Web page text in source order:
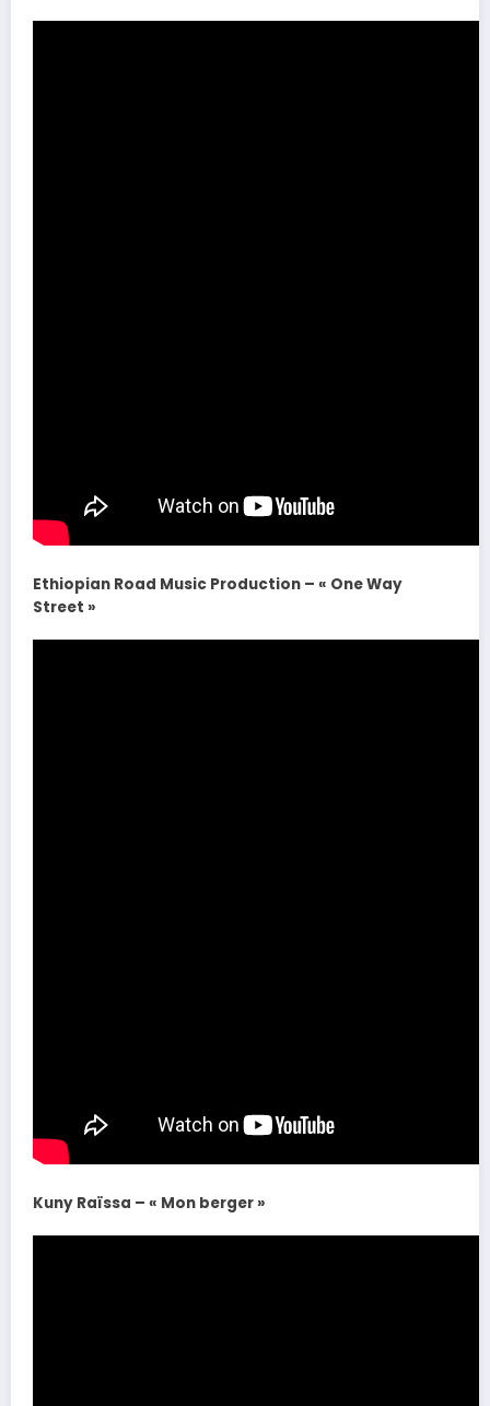
Ethiopian Road Music Production – « One Way
Street »
Kuny Raïssa – « Mon berger »